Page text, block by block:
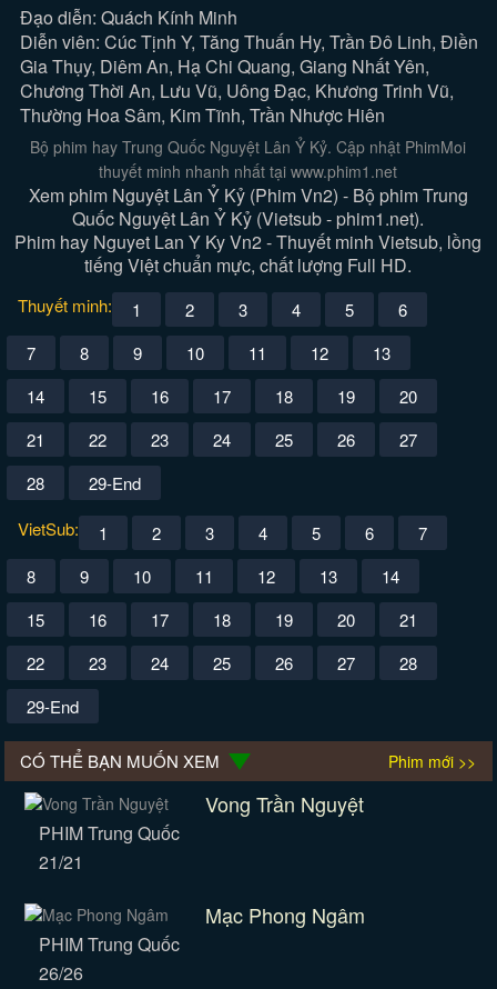
Đạo diễn: Quách Kính Minh
Diễn viên: Cúc Tịnh Y, Tăng Thuấn Hy, Trần Đô Linh, Điền
Gia Thụy, Diêm An, Hạ Chi Quang, Giang Nhất Yên,
Chương Thời An, Lưu Vũ, Uông Đạc, Khương Trinh Vũ,
Thường Hoa Sâm, Kim Tĩnh, Trần Nhược Hiên
Bộ phim hay Trung Quốc Nguyệt Lân Ỷ Kỷ. Cập nhật PhimMoi
thuyết minh nhanh nhất tại www.phim1.net
Xem phim Nguyệt Lân Ỷ Kỷ (Phim Vn2) - Bộ phim Trung
Quốc Nguyệt Lân Ỷ Kỷ (Vietsub - phim1.net).
Phim hay Nguyet Lan Y Ky Vn2 - Thuyết minh Vietsub, lồng
tiếng Việt chuẩn mực, chất lượng Full HD.
Thuyết minh: 1 2 3 4 5
6
7
8 9 10 11 12
13
14
15 16 17 18 19
20
21
22 23 24 25 26
27
28
29-End
VietSub:
1 2 3 4 5 6
7
8
9 10 11 12 13
14
15
16 17 18 19 20
21
22
23 24 25 26 27
28
29-End
CÓ THỂ BẠN MUỐN XEM Phim mới >>
Vong Trần Nguyệt
PHIM Trung Quốc
21/21
Mạc Phong Ngâm
PHIM Trung Quốc
26/26